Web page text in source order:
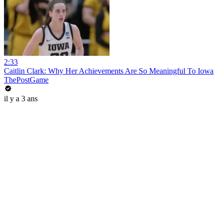
2:33
Caitlin Clark: Why Her Achievements Are So Meaningful To Iowa
ThePostGame
il y a 3 ans